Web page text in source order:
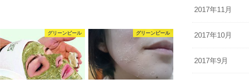
グリーンピール グリーンピール
2017年11月
2017年10月
2017年9月